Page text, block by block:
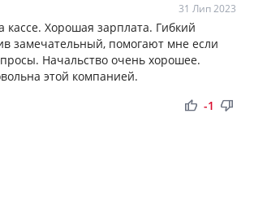
31 Лип 2023
кассе. Хорошая зарплата. Гибкий
замечательный, помогают мне если
Начальство очень хорошее.
этой компанией.
thumb_up thumb_down
-1